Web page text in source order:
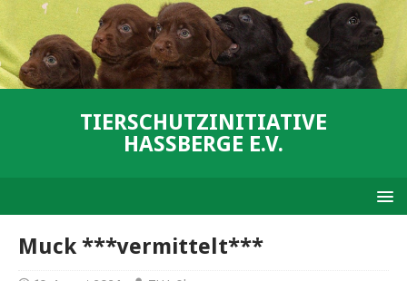
TIERSCHUTZINITIATIVE
HASSBERGE E.V.
Muck ***vermittelt***